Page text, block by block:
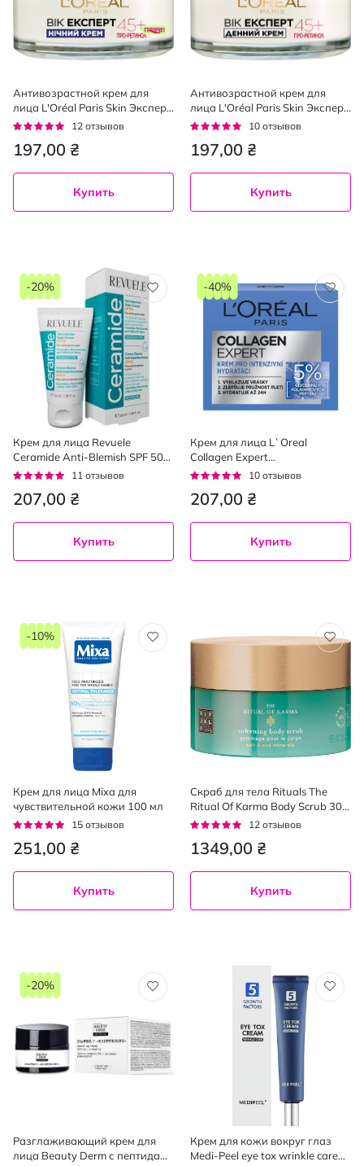
Антивозрастной крем для
лица L'Oréal Paris Skin Эксперт
45+ ночной 50 мл
Рейтинг:
12 отзывов
197,00 ₴
Купить
Антивозрастной крем для
лица L'Oréal Paris Skin Эксперт
45+ дневной 50 мл
Рейтинг:
10 отзывов
197,00 ₴
Купить
Крем для лица Revuele
Ceramide Anti-Blemish SPF 50
дневной против пигментных
Рейтинг:
11 отзывов
207,00 ₴
-20%
Купить
Крем для лица L`Oreal
Collagen Expert
антивозрастной 50 мл
Рейтинг:
10 отзывов
207,00 ₴
-40%
Купить
Крем для лица Mixa для
чувствительной кожи 100 мл
Рейтинг:
15 отзывов
251,00 ₴
-10%
Купить
Скраб для тела Rituals The
Ritual Of Karma Body Scrub 300
г
Рейтинг:
12 отзывов
1349,00 ₴
Купить
Разглаживающий крем для
лица Beauty Derm с пептидами
-20%
Крем для кожи вокруг глаз
Medi-Peel eye tox wrinkle care